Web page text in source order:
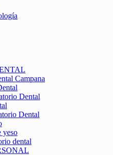
Campana
Dental
Dental
yeso
dental